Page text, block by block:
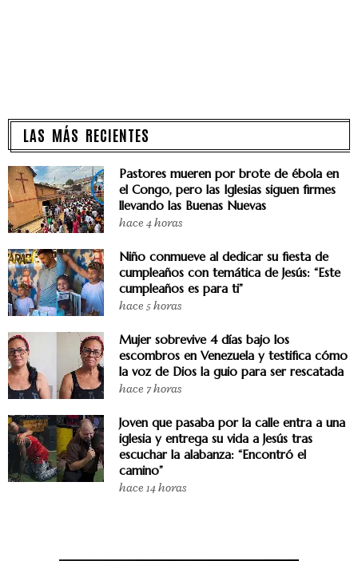
LAS MÁS RECIENTES
Pastores mueren por brote de ébola en
el Congo, pero las Iglesias siguen firmes
llevando las Buenas Nuevas
hace 4 horas
Niño conmueve al dedicar su fiesta de
cumpleaños con temática de Jesús: “Este
cumpleaños es para ti”
hace 5 horas
Mujer sobrevive 4 días bajo los
escombros en Venezuela y testifica cómo
la voz de Dios la guio para ser rescatada
hace 7 horas
Joven que pasaba por la calle entra a una
iglesia y entrega su vida a Jesús tras
escuchar la alabanza: “Encontró el
camino”
hace 14 horas